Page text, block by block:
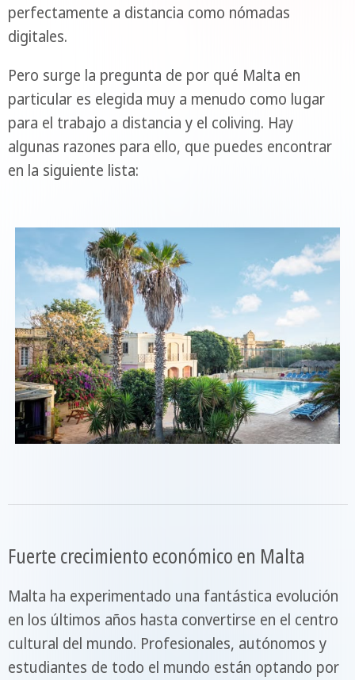
perfectamente a distancia como nómadas
digitales.
Pero surge la pregunta de por qué Malta en
particular es elegida muy a menudo como lugar
para el trabajo a distancia y el coliving. Hay
algunas razones para ello, que puedes encontrar
en la siguiente lista:
Fuerte crecimiento económico en Malta
Malta ha experimentado una fantástica evolución
en los últimos años hasta convertirse en el centro
cultural del mundo. Profesionales, autónomos y
estudiantes de todo el mundo están optando por